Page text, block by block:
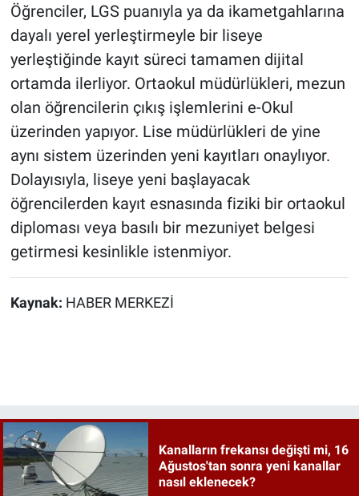
Öğrenciler, LGS puanıyla ya da ikametgahlarına
dayalı yerel yerleştirmeyle bir liseye
yerleştiğinde kayıt süreci tamamen dijital
ortamda ilerliyor. Ortaokul müdürlükleri, mezun
olan öğrencilerin çıkış işlemlerini e-Okul
üzerinden yapıyor. Lise müdürlükleri de yine
aynı sistem üzerinden yeni kayıtları onaylıyor.
Dolayısıyla, liseye yeni başlayacak
öğrencilerden kayıt esnasında fiziki bir ortaokul
diploması veya basılı bir mezuniyet belgesi
getirmesi kesinlikle istenmiyor.
Kaynak: HABER MERKEZİ
Kanalların frekansı değişti mi, 16
Ağustos'tan sonra yeni kanallar
nasıl eklenecek?